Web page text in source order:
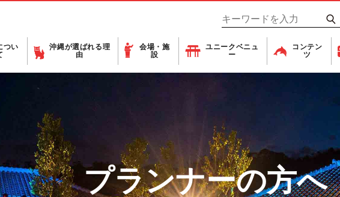
つい
沖縄が選ばれる理
由
会場・施
設
ユニークベニュ
ー
コンテン
ツ
プランナーの方へ